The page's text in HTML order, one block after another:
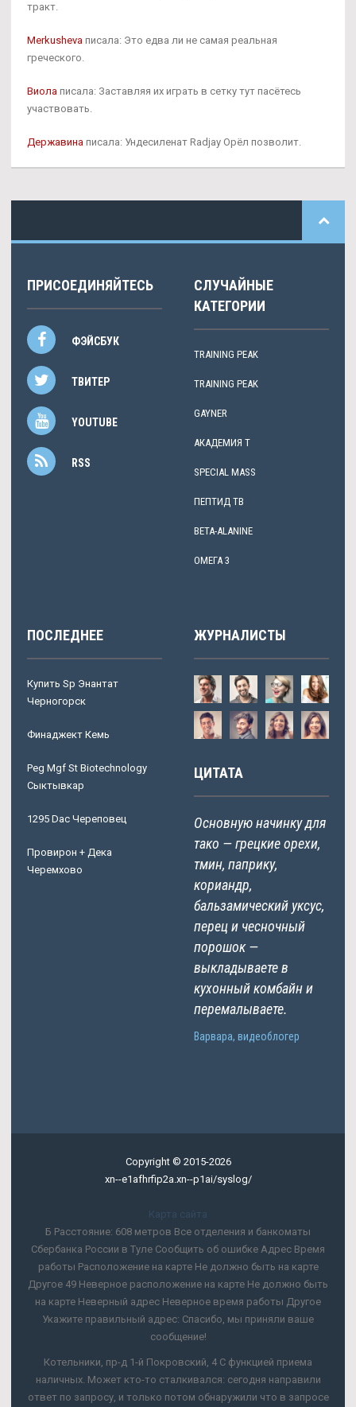
тракт.
Merkusheva писала: Это едва ли не самая реальная
греческого.
Виола писала: Заставляя их играть в сетку тут пасётесь
участвовать.
Державина писала: Ундесиленат Radjay Орёл позволит.
ПРИСОЕДИНЯЙТЕСЬ
ФЭЙСБУК
ТВИТЕР
YOUTUBE
RSS
СЛУЧАЙНЫЕ
КАТЕГОРИИ
TRAINING PEAK
TRAINING PEAK
GAYNER
АКАДЕМИЯ Т
SPECIAL MASS
ПЕПТИД TB
BETA-ALANINE
ОМЕГА 3
ПОСЛЕДНЕЕ
Купить Sp Энантат
Черногорск
Финаджект Кемь
Peg Mgf St Biotechnology
Сыктывкар
1295 Dac Череповец
Провирон + Дека
Черемхово
ЖУРНАЛИСТЫ
ЦИТАТА
Основную начинку для
тако — грецкие орехи,
тмин, паприку,
кориандр,
бальзамический уксус,
перец и чесночный
порошок —
выкладываете в
кухонный комбайн и
перемалываете.
Варвара, видеоблогер
Copyright © 2015-2026
xn--e1afhrfip2a.xn--p1ai/syslog/
Карта сайта
Б Расстояние: 608 метров Все отделения и банкоматы
Сбербанка России в Туле Сообщить об ошибке Адрес Время
работы Расположение на карте Не должно быть на карте
Другое 49 Неверное расположение на карте Не должно быть
на карте Неверный адрес Неверное время работы Другое
Укажите правильный адрес: Спасибо, мы приняли ваше
сообщение!
Котельники, пр-д 1-й Покровский, 4 С функцией приема
наличных. Может кто-то сталкивался: сегодня направили
ответ по запросу, и только потом обнаружили что в запросе